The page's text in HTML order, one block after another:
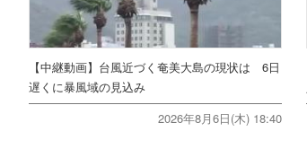
【中継動画】台風近づく奄美大島の現状は 6日
遅くに暴風域の見込み
2026年8月6日(木) 18:40